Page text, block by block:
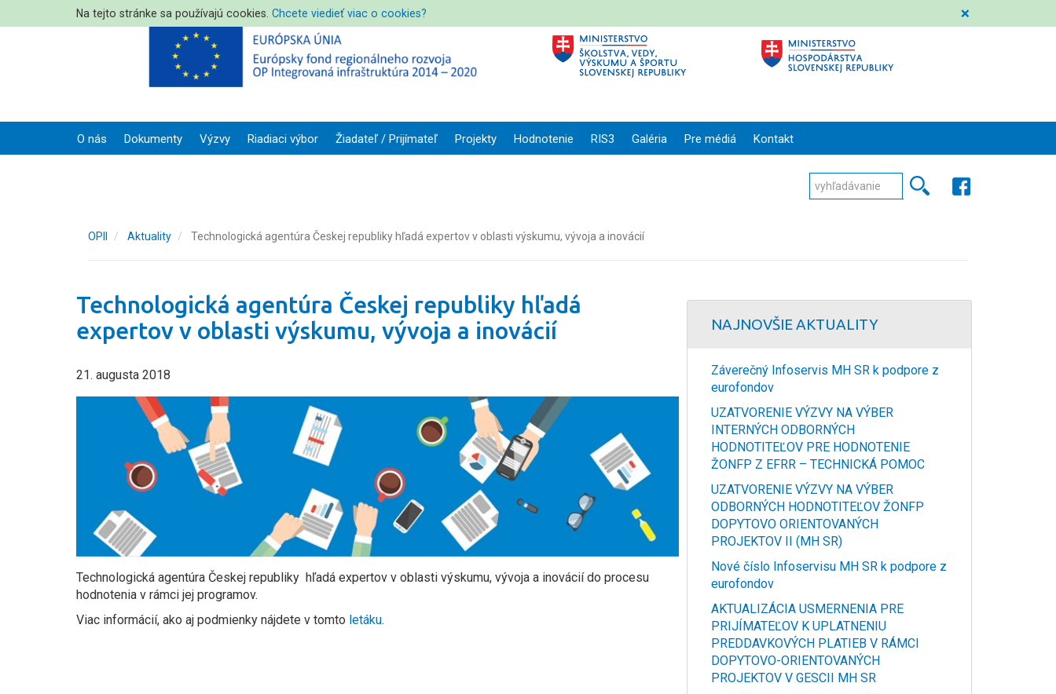
Na tejto stránke sa používajú cookies. Chcete viedieť viac o cookies? ❌
O nás Dokumenty Výzvy Riadiaci výbor Žiadateľ / Prijímateľ Projekty Hodnotenie RIS3 Galéria Pre médiá Kontakt
OPII Aktuality Technologická agentúra Českej republiky hľadá expertov v oblasti výskumu, vývoja a inovácií
Technologická agentúra Českej republiky hľadá
expertov v oblasti výskumu, vývoja a inovácií
21. augusta 2018
Technologická agentúra Českej republiky hľadá expertov v oblasti výskumu, vývoja a inovácií do procesu
hodnotenia v rámci jej programov.
Viac informácií, ako aj podmienky nájdete v tomto letáku.
NAJNOVŠIE AKTUALITY
Záverečný Infoservis MH SR k podpore z
eurofondov
UZATVORENIE VÝZVY NA VÝBER
INTERNÝCH ODBORNÝCH
HODNOTITEĽOV PRE HODNOTENIE
ŽONFP Z EFRR – TECHNICKÁ POMOC
UZATVORENIE VÝZVY NA VÝBER
ODBORNÝCH HODNOTITEĽOV ŽONFP
DOPYTOVO ORIENTOVANÝCH
PROJEKTOV II (MH SR)
Nové číslo Infoservisu MH SR k podpore z
eurofondov
AKTUALIZÁCIA USMERNENIA PRE
PRIJÍMATEĽOV K UPLATNENIU
PREDDAVKOVÝCH PLATIEB V RÁMCI
DOPYTOVO-ORIENTOVANÝCH
PROJEKTOV V GESCII MH SR